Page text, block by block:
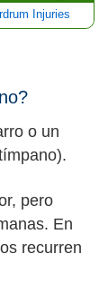
Injuries
o un
pero
En
recurren